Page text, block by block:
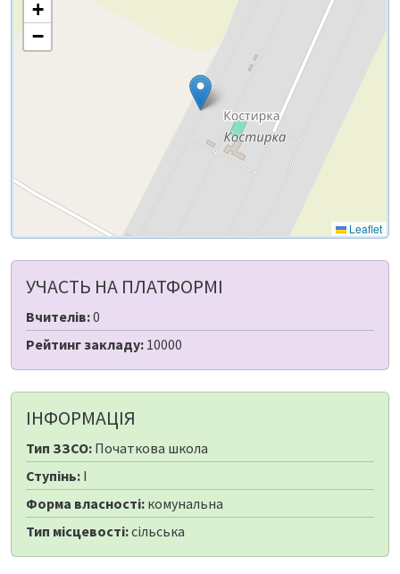
+
−
Leaflet
УЧАСТЬ НА ПЛАТФОРМІ
Вчителів:0
Рейтинг закладу: 10000
ІНФОРМАЦІЯ
Тип ЗЗСО: Початкова школа
Ступінь: I
Форма власності: комунальна
Тип місцевості:сільська